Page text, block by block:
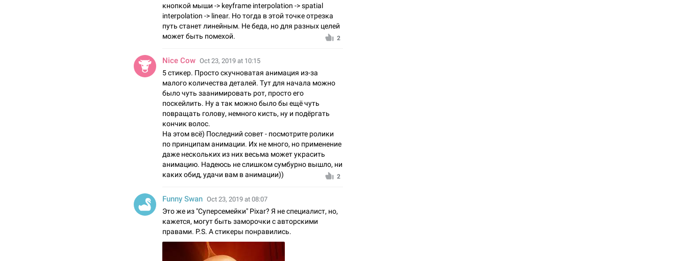
кнопкой мыши -> keyframe interpolation -> spatial
interpolation -> linear. Но тогда в этой точке отрезка
путь станет линейным. Не беда, но для разных целей
может быть помехой.
2
Nice Cow Oct 23, 2019 at 10:15
5 стикер. Просто скучноватая анимация из-за
малого количества деталей. Тут для начала можно
было чуть заанимировать рот, просто его
поскейлить. Ну а так можно было бы ещё чуть
повращать голову, немного кисть, ну и подёргать
кончик волос.
На этом всё) Последний совет - посмотрите ролики
по принципам анимации. Их не много, но применение
даже нескольких из них весьма может украсить
анимацию. Надеюсь не слишком сумбурно вышло, ни
каких обид, удачи вам в анимации))
2
Funny Swan Oct 23, 2019 at 08:07
Это же из "Суперсемейки" Pixar? Я не специалист, но,
кажется, могут быть заморочки с авторскими
правами. P.S. А стикеры понравились.